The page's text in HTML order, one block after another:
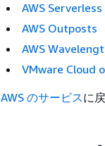
AWS
AWS Outposts
AWS
VMware Cloud
AWS のサービスに